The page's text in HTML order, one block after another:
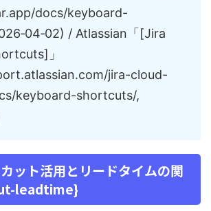
docs/keyboard-
/ Atlassian「[Jira
」
jira-cloud-
keyboard-shortcuts/,
ット活用とリードタイムの関
leadtime}